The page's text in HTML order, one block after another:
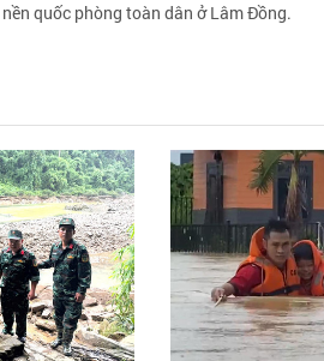
quốc phòng toàn dân ở Lâm Đồng.